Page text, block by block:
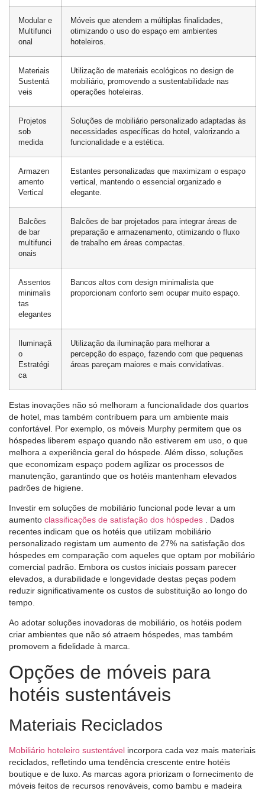
Modular e
Multifunci
onal
Móveis que atendem a múltiplas finalidades,
otimizando o uso do espaço em ambientes
hoteleiros.
Materiais
Sustentá
veis
Utilização de materiais ecológicos no design de
mobiliário, promovendo a sustentabilidade nas
operações hoteleiras.
Projetos
sob
medida
Soluções de mobiliário personalizado adaptadas às
necessidades específicas do hotel, valorizando a
funcionalidade e a estética.
Armazen
amento
Vertical
Estantes personalizadas que maximizam o espaço
vertical, mantendo o essencial organizado e
elegante.
Balcões
de bar
multifunci
onais
Balcões de bar projetados para integrar áreas de
preparação e armazenamento, otimizando o fluxo
de trabalho em áreas compactas.
Assentos
minimalis
tas
elegantes
Bancos altos com design minimalista que
proporcionam conforto sem ocupar muito espaço.
Iluminaçã
o
Estratégi
ca
Utilização da iluminação para melhorar a
percepção do espaço, fazendo com que pequenas
áreas pareçam maiores e mais convidativas.
Estas inovações não só melhoram a funcionalidade dos quartos
de hotel, mas também contribuem para um ambiente mais
confortável. Por exemplo, os móveis Murphy permitem que os
hóspedes liberem espaço quando não estiverem em uso, o que
melhora a experiência geral do hóspede. Além disso, soluções
que economizam espaço podem agilizar os processos de
manutenção, garantindo que os hotéis mantenham elevados
padrões de higiene.
Investir em soluções de mobiliário funcional pode levar a um
aumento classificações de satisfação dos hóspedes
. Dados
recentes indicam que os hotéis que utilizam mobiliário
personalizado registam um aumento de 27% na satisfação dos
hóspedes em comparação com aqueles que optam por mobiliário
comercial padrão. Embora os custos iniciais possam parecer
elevados, a durabilidade e longevidade destas peças podem
reduzir significativamente os custos de substituição ao longo do
tempo.
Ao adotar soluções inovadoras de mobiliário, os hotéis podem
criar ambientes que não só atraem hóspedes, mas também
promovem a fidelidade à marca.
Opções de móveis para
hotéis sustentáveis
Materiais Reciclados
Mobiliário hoteleiro sustentável incorpora cada vez mais materiais
reciclados, refletindo uma tendência crescente entre hotéis
boutique e de luxo. As marcas agora priorizam o fornecimento de
móveis feitos de recursos renováveis, como bambu e madeira